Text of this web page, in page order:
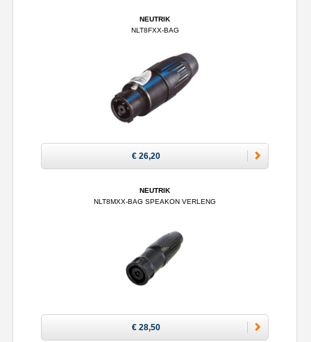
NEUTRIK
NLT8FXX-BAG
€ 26,20
NEUTRIK
NLT8MXX-BAG SPEAKON VERLENG
€ 28,50